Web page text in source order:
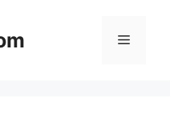
Menu